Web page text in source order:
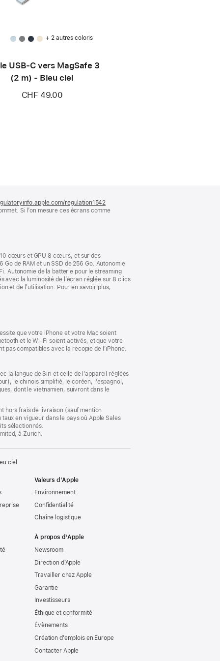
+ 2 autres coloris
USB-C vers MagSafe 3
(2 m) - Bleu ciel
CHF 49.00
regulation1542
dans
Si l’on mesure ces écrans comme
10 cœurs et GPU 8 cœurs, et sur des
de RAM et un SSD de 256 Go. Autonomie
Autonomie de la batterie pour le streaming
avec la luminosité de l’écran réglée sur 8 clics
et de l’utilisation. Pour en savoir plus,
que votre iPhone et votre Mac soient
et le Wi-Fi soient activés, et que votre
pas compatibles avec la recopie de l’iPhone.
la langue de Siri et celle de l’appareil réglées
le chinois simplifié, le coréen, l’espagnol,
dont le vietnamien, suivront dans le
hors frais de livraison (sauf mention
en vigueur dans le pays où Apple Sales
sélectionnés.
à Zurich.
ciel
Valeurs d’Apple
Environnement
Confidentialité
Chaîne logistique
À propos d’Apple
Newsroom
Direction d’Apple
Travailler chez Apple
Garantie
Investisseurs
Éthique et conformité
Évènements
Création d’emplois en Europe
Contacter Apple